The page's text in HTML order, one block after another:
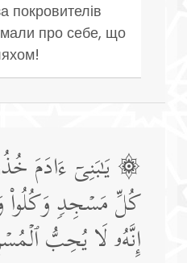
покровителів
про себе, що
۞ یَـٰبَنِیۤ ءَادَمَ
كُلِّ مَسۡجِدࣲ وَكُلُوا۟
إِنَّهُۥ لَا یُحِبُّ